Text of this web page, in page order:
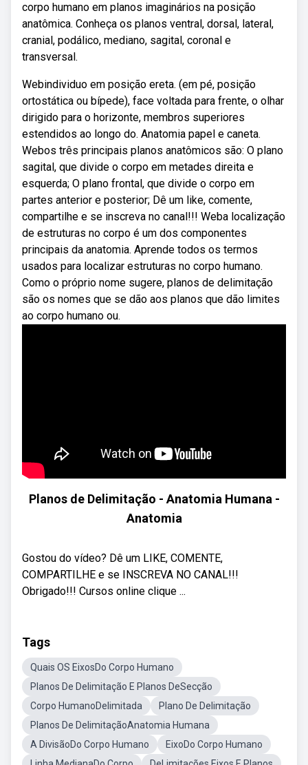
corpo humano em planos imaginários na posição
anatômica. Conheça os planos ventral, dorsal, lateral,
cranial, podálico, mediano, sagital, coronal e
transversal.
Webindividuo em posição ereta. (em pé, posição
ortostática ou bípede), face voltada para frente, o olhar
dirigido para o horizonte, membros superiores
estendidos ao longo do. Anatomia papel e caneta.
Webos três principais planos anatômicos são: O plano
sagital, que divide o corpo em metades direita e
esquerda; O plano frontal, que divide o corpo em
partes anterior e posterior; Dê um like, comente,
compartilhe e se inscreva no canal!!! Weba localização
de estruturas no corpo é um dos componentes
principais da anatomia. Aprende todos os termos
usados para localizar estruturas no corpo humano.
Como o próprio nome sugere, planos de delimitação
são os nomes que se dão aos planos que dão limites
ao corpo humano ou.
Planos de Delimitação - Anatomia Humana -
Anatomia
Gostou do vídeo? Dê um LIKE, COMENTE,
COMPARTILHE e se INSCREVA NO CANAL!!!
Obrigado!!! Cursos online clique ...
Tags
Quais OS EixosDo Corpo Humano
Planos De Delimitação E Planos DeSecção
Corpo HumanoDelimitada
Plano De Delimitação
Planos De DelimitaçãoAnatomia Humana
A DivisãoDo Corpo Humano
EixoDo Corpo Humano